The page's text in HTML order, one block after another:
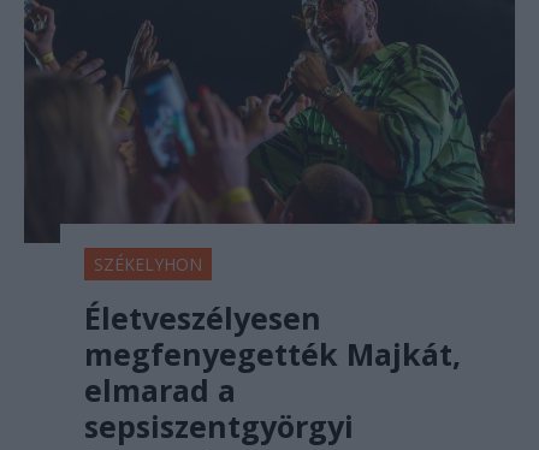
SZÉKELYHON
Életveszélyesen
megfenyegették Majkát,
elmarad a
sepsiszentgyörgyi